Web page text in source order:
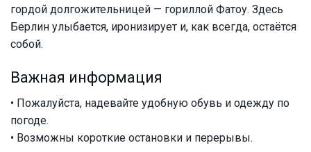
гордой долгожительницей — гориллой Фатоу. Здесь
Берлин улыбается, иронизирует и, как всегда, остаётся
собой.
Важная информация
• Пожалуйста, надевайте удобную обувь и одежду по
погоде.
• Возможны короткие остановки и перерывы.